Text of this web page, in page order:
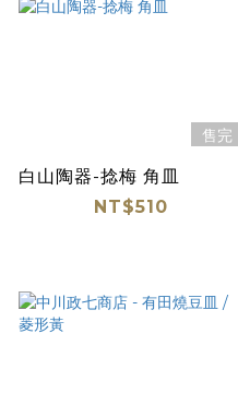
售完
白山陶器-捻梅 角皿
NT$510